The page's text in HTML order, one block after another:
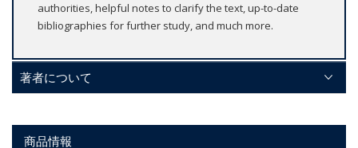
authorities, helpful notes to clarify the text, up-to-date
bibliographies for further study, and much more.
著者について
商品情報